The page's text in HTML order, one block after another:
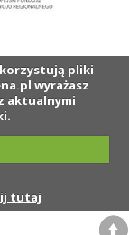
pliki
wyrażasz
aktualnymi
tutaj